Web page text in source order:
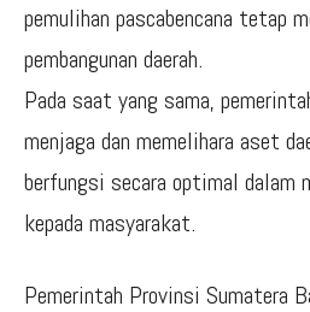
pemulihan pascabencana tetap
pembangunan daerah.
Pada saat yang sama,
menjaga dan memelihara aset
berfungsi secara optimal dalam
kepada masyarakat.
Pemerintah Provinsi Sumatera